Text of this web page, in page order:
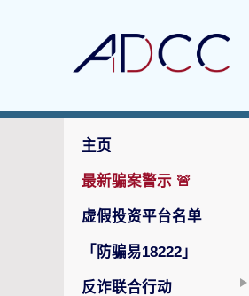
主页
最新骗案警示 🚨
虚假投资平台名单
「防骗易18222」
反诈联合行动